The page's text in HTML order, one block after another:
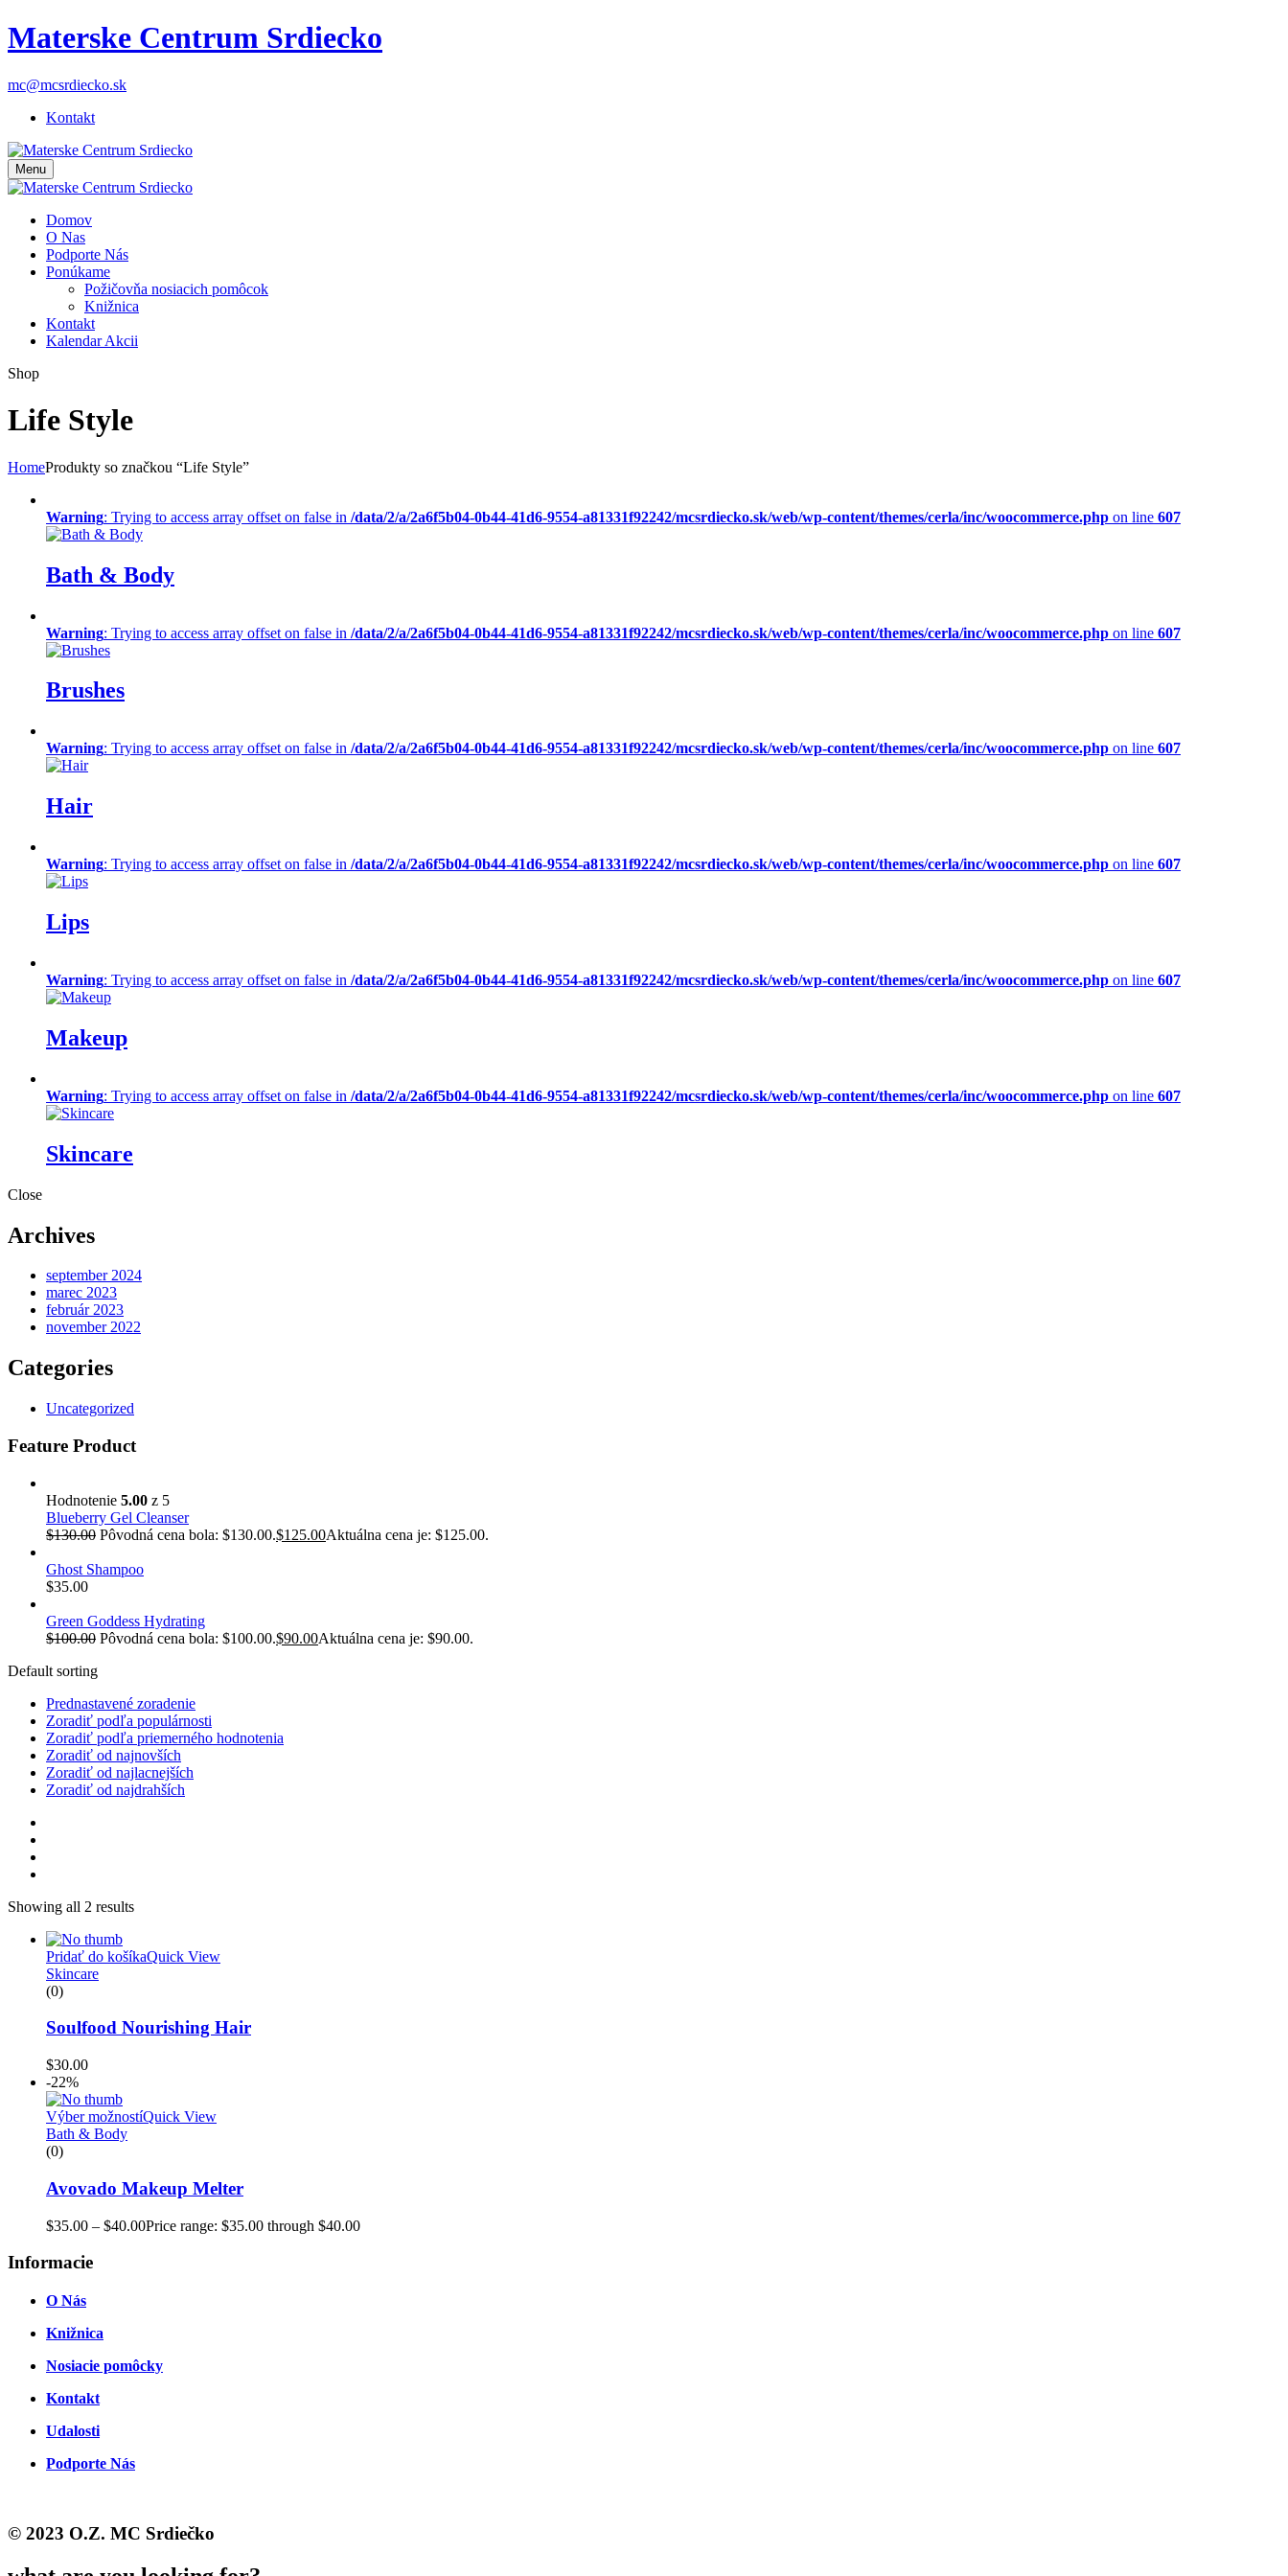
Materske Centrum Srdiecko
mc@mcsrdiecko.sk
Kontakt
Menu
Domov
O Nas
Podporte Nás
Ponúkame
Požičovňa nosiacich pomôcok
Knižnica
Kontakt
Kalendar Akcii
Shop
Life Style
HomeProdukty so značkou “Life Style”
Warning: Trying to access array offset on false in /data/2/a/2a6f5b04-0b44-41d6-9554-a81331f92242/mcsrdiecko.sk/web/wp-content/themes/cerla/inc/woocommerce.php on line 607
Bath & Body
Warning: Trying to access array offset on false in /data/2/a/2a6f5b04-0b44-41d6-9554-a81331f92242/mcsrdiecko.sk/web/wp-content/themes/cerla/inc/woocommerce.php on line 607
Brushes
Warning: Trying to access array offset on false in /data/2/a/2a6f5b04-0b44-41d6-9554-a81331f92242/mcsrdiecko.sk/web/wp-content/themes/cerla/inc/woocommerce.php on line 607
Hair
Warning: Trying to access array offset on false in /data/2/a/2a6f5b04-0b44-41d6-9554-a81331f92242/mcsrdiecko.sk/web/wp-content/themes/cerla/inc/woocommerce.php on line 607
Lips
Warning: Trying to access array offset on false in /data/2/a/2a6f5b04-0b44-41d6-9554-a81331f92242/mcsrdiecko.sk/web/wp-content/themes/cerla/inc/woocommerce.php on line 607
Makeup
Warning: Trying to access array offset on false in /data/2/a/2a6f5b04-0b44-41d6-9554-a81331f92242/mcsrdiecko.sk/web/wp-content/themes/cerla/inc/woocommerce.php on line 607
Skincare
Close
Archives
september 2024
marec 2023
február 2023
november 2022
Categories
Uncategorized
Feature Product
Hodnotenie 5.00 z 5
Blueberry Gel Cleanser
$130.00 Pôvodná cena bola: $130.00.$125.00Aktuálna cena je: $125.00.
Ghost Shampoo
$35.00
Green Goddess Hydrating
$100.00 Pôvodná cena bola: $100.00.$90.00Aktuálna cena je: $90.00.
Default sorting
Prednastavené zoradenie
Zoradiť podľa populárnosti
Zoradiť podľa priemerného hodnotenia
Zoradiť od najnovších
Zoradiť od najlacnejších
Zoradiť od najdrahších
Showing all 2 results
Pridať do košíkaQuick View
Skincare
(0)
Soulfood Nourishing Hair
$30.00
-22%
Výber možnostíQuick View
Bath & Body
(0)
Avovado Makeup Melter
$35.00 – $40.00Price range: $35.00 through $40.00
Informacie
O Nás
Knižnica
Nosiacie pomôcky
Kontakt
Udalosti
Podporte Nás
© 2023 O.Z. MC Srdiečko